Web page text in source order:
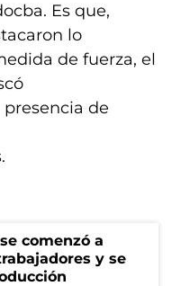
Es que,
lo
de fuerza, el
de
comenzó a
y se